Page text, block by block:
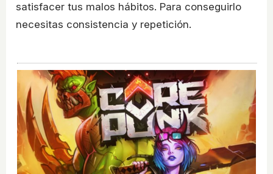
satisfacer tus malos hábitos. Para conseguirlo
necesitas consistencia y repetición.